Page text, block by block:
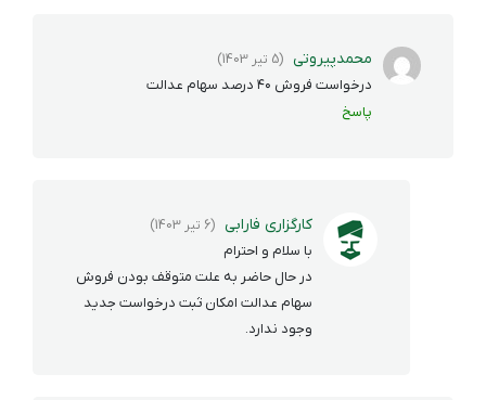
محمدپیروتی (5 تیر 1403)
درخواست فروش ۴۰ درصد سهام عدالت
پاسخ
کارگزاری فارابی (6 تیر 1403)
با سلام و احترام
در حال حاضر به علت متوقف بودن فروش
سهام عدالت امکان ثبت درخواست جدید
وجود ندارد.